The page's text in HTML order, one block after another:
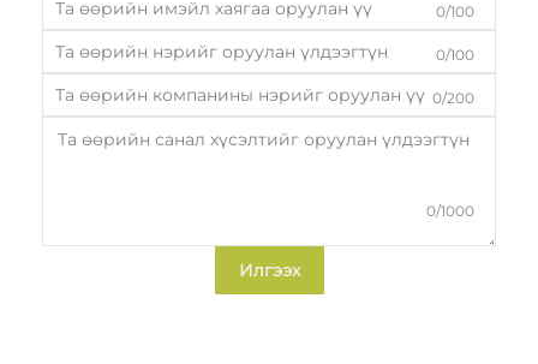
0/100
0/100
0/200
0/1000
Илгээх